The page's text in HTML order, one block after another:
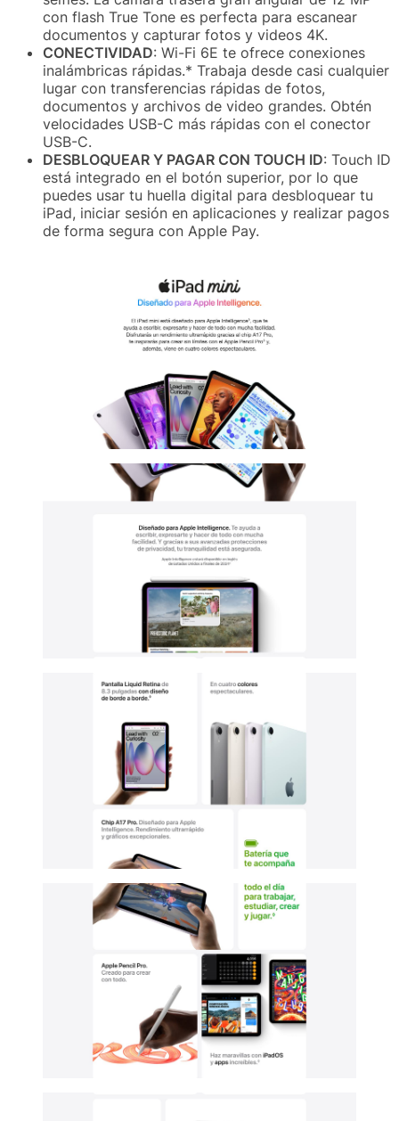
con flash True Tone es perfecta para escanear
documentos y capturar fotos y videos 4K.
CONECTIVIDAD: Wi-Fi 6E te ofrece conexiones
inalámbricas rápidas.* Trabaja desde casi cualquier
lugar con transferencias rápidas de fotos,
documentos y archivos de video grandes. Obtén
velocidades USB-C más rápidas con el conector
USB-C.
DESBLOQUEAR Y PAGAR CON TOUCH ID: Touch ID
está integrado en el botón superior, por lo que
puedes usar tu huella digital para desbloquear tu
iPad, iniciar sesión en aplicaciones y realizar pagos
de forma segura con Apple Pay.